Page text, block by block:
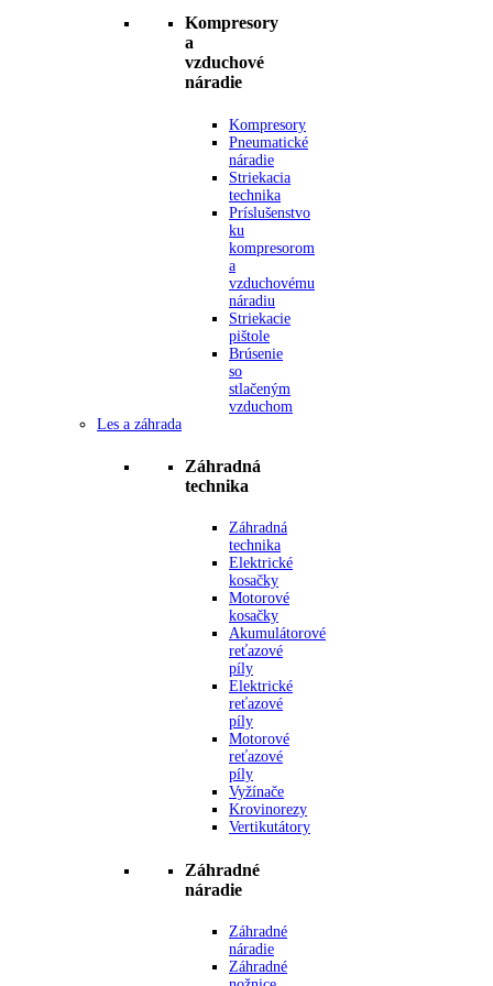
Kompresory
a
vzduchové
náradie
Kompresory
Pneumatické
náradie
Striekacia
technika
Príslušenstvo
ku
kompresorom
a
vzduchovému
náradiu
Striekacie
pištole
Brúsenie
so
stlačeným
vzduchom
Les a záhrada
Záhradná
technika
Záhradná
technika
Elektrické
kosačky
Motorové
kosačky
Akumulátorové
reťazové
píly
Elektrické
reťazové
píly
Motorové
reťazové
píly
Vyžínače
Krovinorezy
Vertikutátory
Záhradné
náradie
Záhradné
náradie
Záhradné